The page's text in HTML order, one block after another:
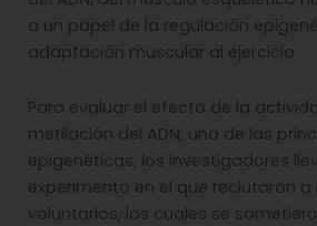
a un papel de la regulación
adaptación muscular al ejercicio.
Para evaluar el efecto de la
metilación del ADN, una de las
epigenéticas, los investigadores
experimento en el que reclutaron
voluntarios, los cuales se